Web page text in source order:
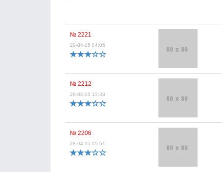
№ 2221
29-04-15 04:05
№ 2212
28-04-15 13:28
№ 2206
28-04-15 05:51